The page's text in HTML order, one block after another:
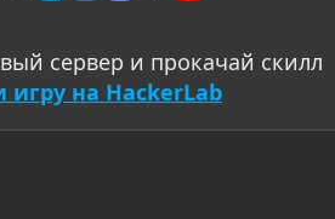
сервер и прокачай скилл
игру на HackerLab